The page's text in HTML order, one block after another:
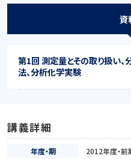
資
第1回 測定量とその取り扱い
法、分析化学実験
講義詳細
年度・期 2012年度・前